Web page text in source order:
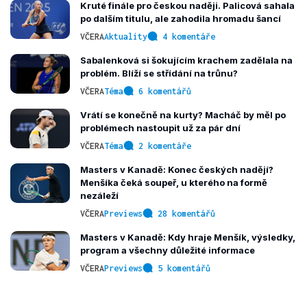
Kruté finále pro českou naději. Palicová sahala
po dalším titulu, ale zahodila hromadu šancí
VČERAAktuality 4 komentáře
Sabalenková si šokujícím krachem zadělala na
problém. Blíží se střídání na trůnu?
VČERATéma 6 komentářů
Vrátí se konečně na kurty? Macháč by měl po
problémech nastoupit už za pár dní
VČERATéma 2 komentáře
Masters v Kanadě: Konec českých nadějí?
Menšíka čeká soupeř, u kterého na formě
nezáleží
VČERAPreviews 28 komentářů
Masters v Kanadě: Kdy hraje Menšík, výsledky,
program a všechny důležité informace
VČERAPreviews 5 komentářů